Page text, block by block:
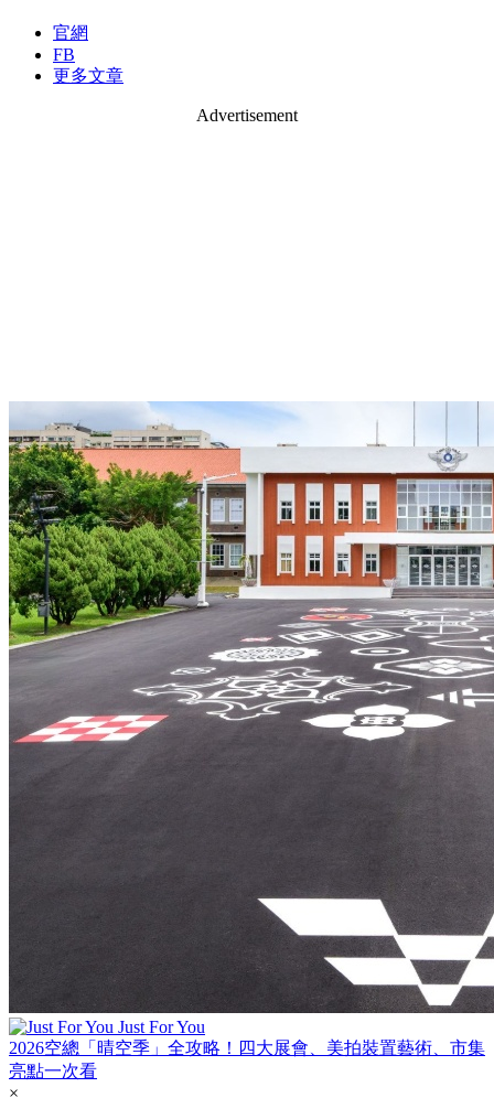
官網
FB
更多文章
Advertisement
Just For You
2026空總「晴空季」全攻略！四大展會、美拍裝置藝術、市集
亮點一次看
×